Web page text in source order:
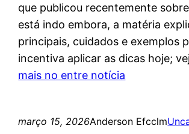
que publicou recentemente
está indo embora, a matéria
principais, cuidados e exemplos
incentiva aplicar as dicas hoje;
mais no entre notícia
março 15, 2026Anderson Efcclm